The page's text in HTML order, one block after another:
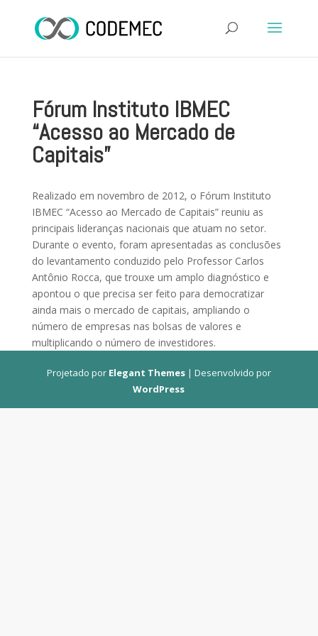
Fórum Instituto IBMEC
“Acesso ao Mercado de
Capitais”
Realizado em novembro de 2012, o Fórum Instituto
IBMEC “Acesso ao Mercado de Capitais” reuniu as
principais lideranças nacionais que atuam no setor.
Durante o evento, foram apresentadas as conclusões
do levantamento conduzido pelo Professor Carlos
Antônio Rocca, que trouxe um amplo diagnóstico e
apontou o que precisa ser feito para democratizar
ainda mais o mercado de capitais, ampliando o
número de empresas nas bolsas de valores e
multiplicando o número de investidores.
Projetado por Elegant Themes| Desenvolvido por
WordPress